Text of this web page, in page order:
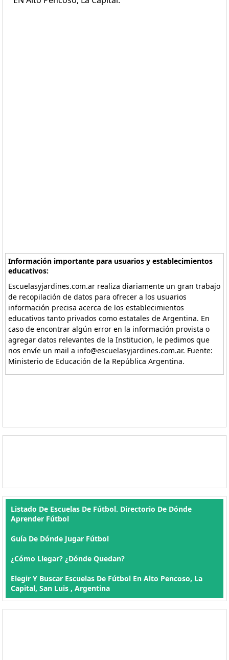
Información importante para usuarios y establecimientos
educativos:
Escuelasyjardines.com.ar realiza diariamente un gran trabajo
de recopilación de datos para ofrecer a los usuarios
información precisa acerca de los establecimientos
educativos tanto privados como estatales de Argentina. En
caso de encontrar algún error en la información provista o
agregar datos relevantes de la Institucion, le pedimos que
nos envíe un mail a info@escuelasyjardines.com.ar. Fuente:
Ministerio de Educación de la República Argentina.
Listado De Escuelas De Fútbol. Directorio De Dónde
Aprender Fútbol
Guía De Dónde Jugar Fútbol
¿Cómo Llegar? ¿Dónde Quedan?
Elegir Y Buscar Escuelas De Fútbol En Alto Pencoso, La
Capital, San Luis , Argentina